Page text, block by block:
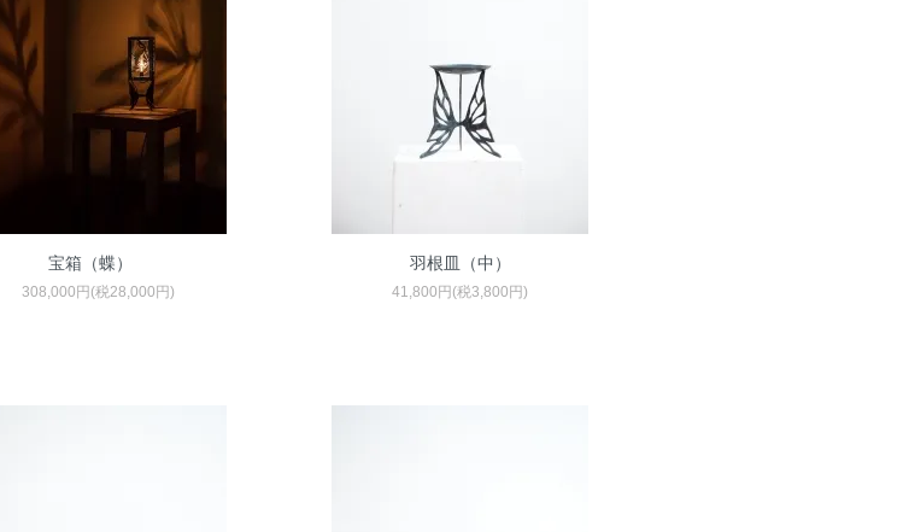
宝箱（蝶）
308,000円(税28,000円)
羽根皿（中）
41,800円(税3,800円)